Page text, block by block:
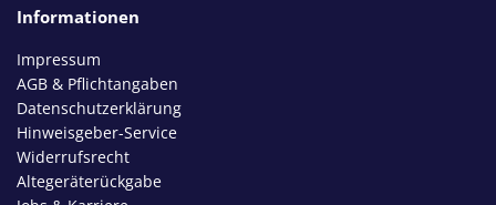
Informationen
Impressum
AGB & Pflichtangaben
Datenschutzerklärung
Hinweisgeber-Service
Widerrufsrecht
Altegeräterückgabe